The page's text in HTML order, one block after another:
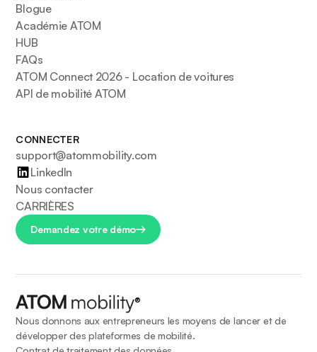
Blogue
Académie ATOM
HUB
FAQs
ATOM Connect 2026 - Location de voitures
API de mobilité ATOM
CONNECTER
support@atommobility.com
LinkedIn
Nous contacter
CARRIÈRES
Demandez votre démo
®
Nous donnons aux entrepreneurs les moyens de lancer et de
développer des plateformes de mobilité.